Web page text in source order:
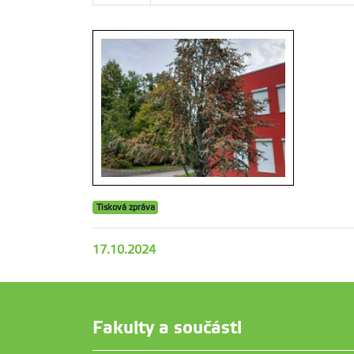
Tisková zpráva
17.10.2024
Fakulty a součásti